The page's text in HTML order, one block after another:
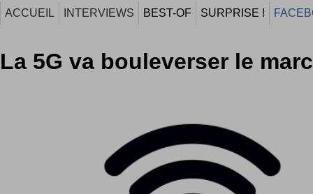
ACCUEIL INTERVIEWS BEST-OF SURPRISE !
La 5G va bouleverser le